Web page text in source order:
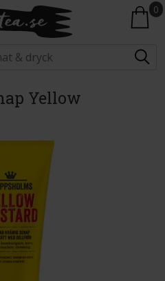
0
Yellow